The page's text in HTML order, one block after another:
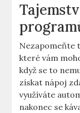
Nezapomeňte
které vám
když se to
získat nápoj
využíváte
nakonec se